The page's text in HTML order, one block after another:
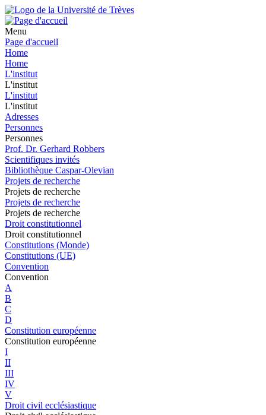
Menu
Page d'accueil
Home
Home
L'institut
L'institut
L'institut
L'institut
Adresses
Personnes
Personnes
Prof. Dr. Gerhard Robbers
Scientifiques invités
Bibliothèque Caspar-Olevian
Projets de recherche
Projets de recherche
Projets de recherche
Projets de recherche
Droit constitutionnel
Droit constitutionnel
Constitutions (Monde)
Constitutions (UE)
Convention
Convention
A
B
C
D
Constitution européenne
Constitution européenne
I
II
III
IV
V
Droit civil ecclésiastique